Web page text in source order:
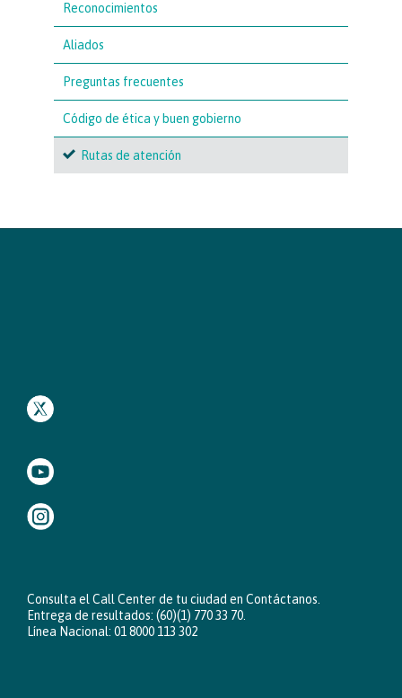
Reconocimientos
Aliados
Preguntas frecuentes
Código de ética y buen gobierno
Rutas de atención
Consulta el Call Center de tu ciudad en Contáctanos.
Entrega de resultados: (60)(1) 770 33 70.
Línea Nacional: 01 8000 113 302